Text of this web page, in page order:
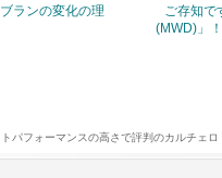
ランの変化の理
ご存知
(MWD)」
トパフォーマンスの高さで評判のカルチェ